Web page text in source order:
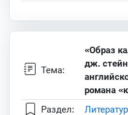
Тема:
«Образ
дж.
романа
Раздел: